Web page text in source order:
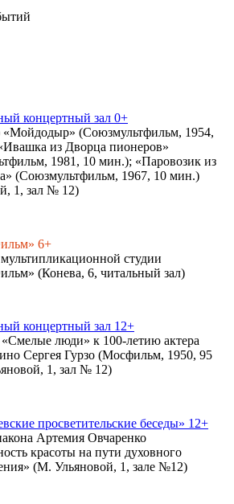
концертный зал 0+
(Союзмультфильм, 1954,
из Дворца пионеров»
1981, 10 мин.); «Паровозик из
(Союзмультфильм, 1967, 10 мин.)
1, зал № 12)
6+
студии
(Конева, 6, читальный зал)
концертный зал 12+
люди» к 100-летию актера
Сергея Гурзо (Мосфильм, 1950, 95
1, зал № 12)
просветительские беседы» 12+
Артемия Овчаренко
красоты на пути духовного
(М. Ульяновой, 1, зале №12)